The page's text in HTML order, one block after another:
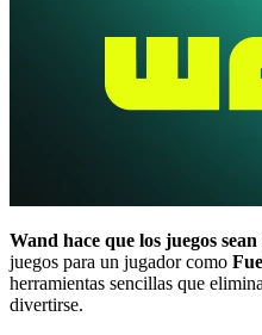
Wand hace que los juegos sean
juegos para un jugador como
herramientas sencillas que
divertirse.